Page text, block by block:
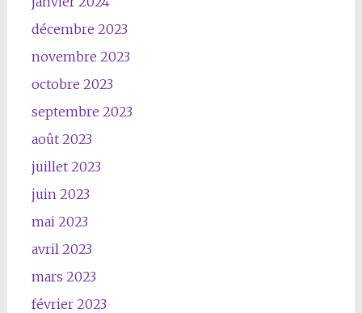
décembre 2023
novembre 2023
octobre 2023
septembre 2023
août 2023
juillet 2023
juin 2023
mai 2023
avril 2023
mars 2023
février 2023